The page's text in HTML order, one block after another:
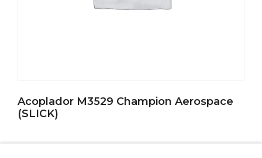
Acoplador M3529 Champion Aerospace
(SLICK)